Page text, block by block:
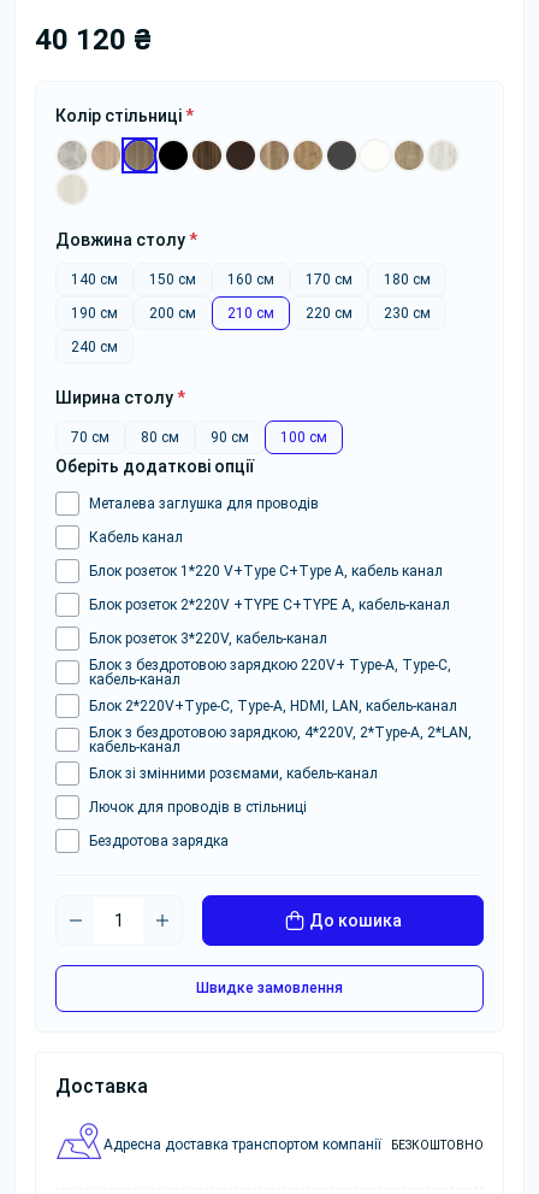
40 120 ₴
Колір стільниці*
Довжина столу*
140 см 150 см 160 см 170 см
180 см
190 см
200 см 210 см 220 см
230 см
240 см
Ширина столу*
70 см 80 см 90 см 100 см
Оберіть додаткові опції
Металева заглушка для проводів
Кабель канал
Блок розеток 1*220 V+Type C+Type A, кабель канал
Блок розеток 2*220V +TYPE C+TYPE A, кабель-канал
Блок розеток 3*220V, кабель-канал
Блок з бездротовою зарядкою 220V+ Type-A, Type-C,
кабель-канал
Блок 2*220V+Type-C, Type-A, HDMI, LAN, кабель-канал
Блок з бездротовою зарядкою, 4*220V, 2*Type-A, 2*LAN,
кабель-канал
Блок зі змінними розємами, кабель-канал
Лючок для проводів в стільниці
Бездротова зарядка
До кошика
Швидке замовлення
Доставка
Адресна доставка транспортом компанії БЕЗКОШТОВНО